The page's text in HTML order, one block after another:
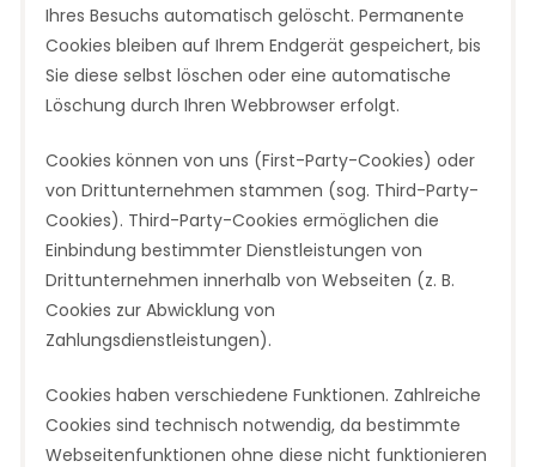
Ihres Besuchs automatisch gelöscht. Permanente
Cookies bleiben auf Ihrem Endgerät gespeichert, bis
Sie diese selbst löschen oder eine automatische
Löschung durch Ihren Webbrowser erfolgt.
Cookies können von uns (First-Party-Cookies) oder
von Drittunternehmen stammen (sog. Third-Party-
Cookies). Third-Party-Cookies ermöglichen die
Einbindung bestimmter Dienstleistungen von
Drittunternehmen innerhalb von Webseiten (z. B.
Cookies zur Abwicklung von
Zahlungsdienstleistungen).
Cookies haben verschiedene Funktionen. Zahlreiche
Cookies sind technisch notwendig, da bestimmte
Webseitenfunktionen ohne diese nicht funktionieren